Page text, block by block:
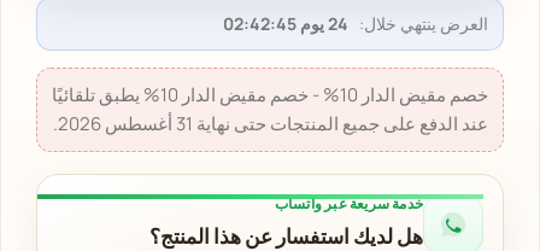
العرض ينتهي خلال: 24 يوم 02:42:45
خصم مقيض الدار 10% - خصم مقيض الدار 10% يطبق تلقائيًا
عند الدفع على جميع المنتجات حتى نهاية 31 أغسطس 2026.
خدمة سريعة عبر واتساب
هل لديك استفسار عن هذا المنتج؟